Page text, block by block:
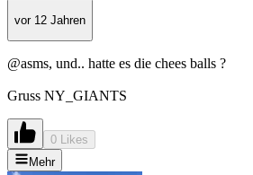
vor 12 Jahren
@asms, und.. hatte es die chees balls ?
Gruss NY_GIANTS
0 Likes
Mehr